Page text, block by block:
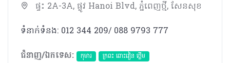
ផ្ទះ 2A-3A, ផ្លូវ Hanoi Blvd, ភ្នំពេញថ្មី, សែនសុខ
ទំនាក់ទំនង: 012 344 209/ 088 9793 777
ជំនាញ/ឯកទេស:
កុមារ
ក្រពះ ពោះវៀន ថ្លើម